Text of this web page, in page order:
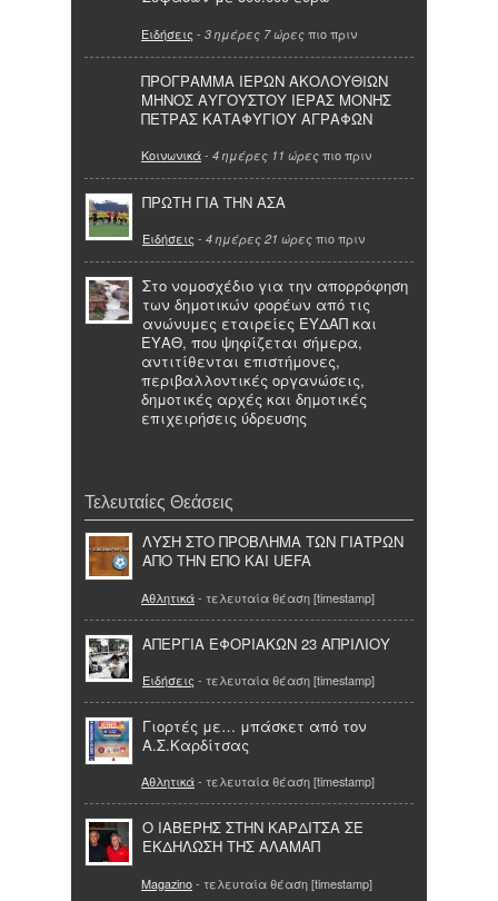
Ειδήσεις - 3 ημέρες 7 ώρες πιο πριν
ΠΡΟΓΡΑΜΜΑ ΙΕΡΩΝ ΑΚΟΛΟΥΘΙΩΝ
ΜΗΝΟΣ ΑΥΓΟΥΣΤΟΥ ΙΕΡΑΣ ΜΟΝΗΣ
ΠΕΤΡΑΣ ΚΑΤΑΦΥΓΙΟΥ ΑΓΡΑΦΩΝ
Κοινωνικά- 4 ημέρες 11 ώρες πιο πριν
ΠΡΩΤΗ ΓΙΑ ΤΗΝ ΑΣΑ
Ειδήσεις - 4 ημέρες 21 ώρες πιο πριν
Στο νομοσχέδιο για την απορρόφηση
των δημοτικών φορέων από τις
ανώνυμες εταιρείες ΕΥΔΑΠ και
ΕΥΑΘ, που ψηφίζεται σήμερα,
αντιτίθενται επιστήμονες,
περιβαλλοντικές οργανώσεις,
δημοτικές αρχές και δημοτικές
επιχειρήσεις ύδρευσης
Τελευταίες Θεάσεις
ΛΥΣΗ ΣΤΟ ΠΡΟΒΛΗΜΑ ΤΩΝ ΓΙΑΤΡΩΝ
ΑΠΟ ΤΗΝ ΕΠΟ ΚΑΙ UEFA
Αθλητικά- τελευταία θέαση [timestamp]
ΑΠΕΡΓΙΑ ΕΦΟΡΙΑΚΩΝ 23 ΑΠΡΙΛΙΟΥ
Ειδήσεις - τελευταία θέαση [timestamp]
Γιορτές με… μπάσκετ από τον
Α.Σ.Καρδίτσας
Αθλητικά- τελευταία θέαση [timestamp]
Ο ΙΑΒΕΡΗΣ ΣΤΗΝ ΚΑΡΔΙΤΣΑ ΣΕ
ΕΚΔΗΛΩΣΗ ΤΗΣ ΑΛΑΜΑΠ
Magazino- τελευταία θέαση [timestamp]